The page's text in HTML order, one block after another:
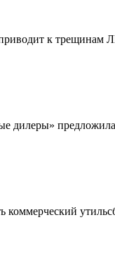
к трещинам
дилеры»